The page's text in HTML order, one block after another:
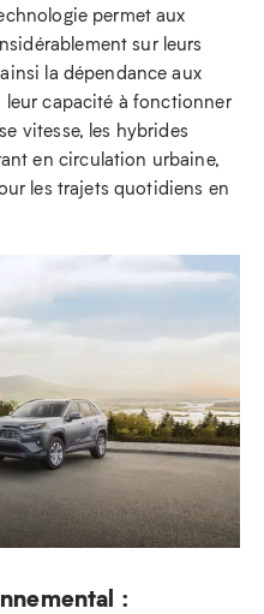
permet aux
sur leurs
la dépendance aux
leur capacité à fonctionner
vitesse, les hybrides
en circulation urbaine,
les trajets quotidiens en
: